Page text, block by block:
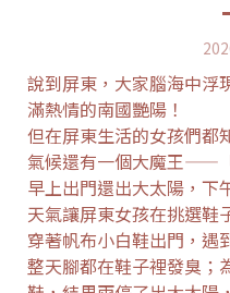
說到屏東，大家腦海中浮
滿熱情的南國艷陽！
但在屏東生活的女孩們都
氣候還有一個大魔王——
早上出門還出大太陽，下
天氣讓屏東女孩在挑選鞋
穿著帆布小白鞋出門，遇
整天腳都在鞋子裡發臭；